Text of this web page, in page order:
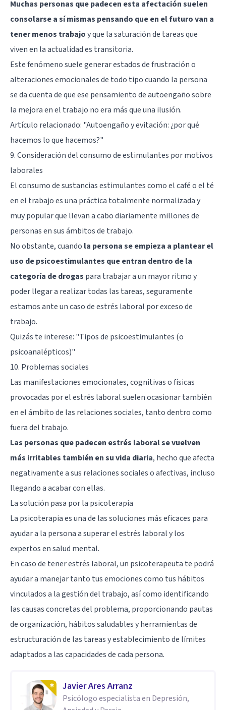
Muchas personas que padecen esta afectación suelen
consolarse a sí mismas pensando que en el futuro van a
tener menos trabajoy que la saturación de tareas que
viven en la actualidad es transitoria.
Este fenómeno suele generar estados de frustración o
alteraciones emocionales de todo tipo cuando la persona
se da cuenta de que ese pensamiento de autoengaño sobre
la mejora en el trabajo no era más que una ilusión.
Artículo relacionado: "Autoengaño y evitación: ¿por qué
hacemos lo que hacemos?"
9. Consideración del consumo de estimulantes por motivos
laborales
El consumo de sustancias estimulantes como el café o el té
en el trabajo es una práctica totalmente normalizada y
muy popular que llevan a cabo diariamente millones de
personas en sus ámbitos de trabajo.
No obstante, cuando la persona se empieza a plantear el
uso de psicoestimulantes que entran dentro de la
categoría de drogas para trabajar a un mayor ritmo y
poder llegar a realizar todas las tareas, seguramente
estamos ante un caso de estrés laboral por exceso de
trabajo.
Quizás te interese: "Tipos de psicoestimulantes (o
psicoanalépticos)"
10. Problemas sociales
Las manifestaciones emocionales, cognitivas o físicas
provocadas por el estrés laboral suelen ocasionar también
en el ámbito de las relaciones sociales, tanto dentro como
fuera del trabajo.
Las personas que padecen estrés laboral se vuelven
más irritables también en su vida diaria, hecho que afecta
negativamente a sus relaciones sociales o afectivas, incluso
llegando a acabar con ellas.
La solución pasa por la psicoterapia
La psicoterapia es una de las soluciones más eficaces para
ayudar a la persona a superar el estrés laboral y los
expertos en salud mental.
En caso de tener estrés laboral, un psicoterapeuta te podrá
ayudar a manejar tanto tus emociones como tus hábitos
vinculados a la gestión del trabajo, así como identificando
las causas concretas del problema, proporcionando pautas
de organización, hábitos saludables y herramientas de
estructuración de las tareas y establecimiento de límites
adaptados a las capacidades de cada persona.
Javier Ares Arranz
Psicólogo especialista en Depresión,